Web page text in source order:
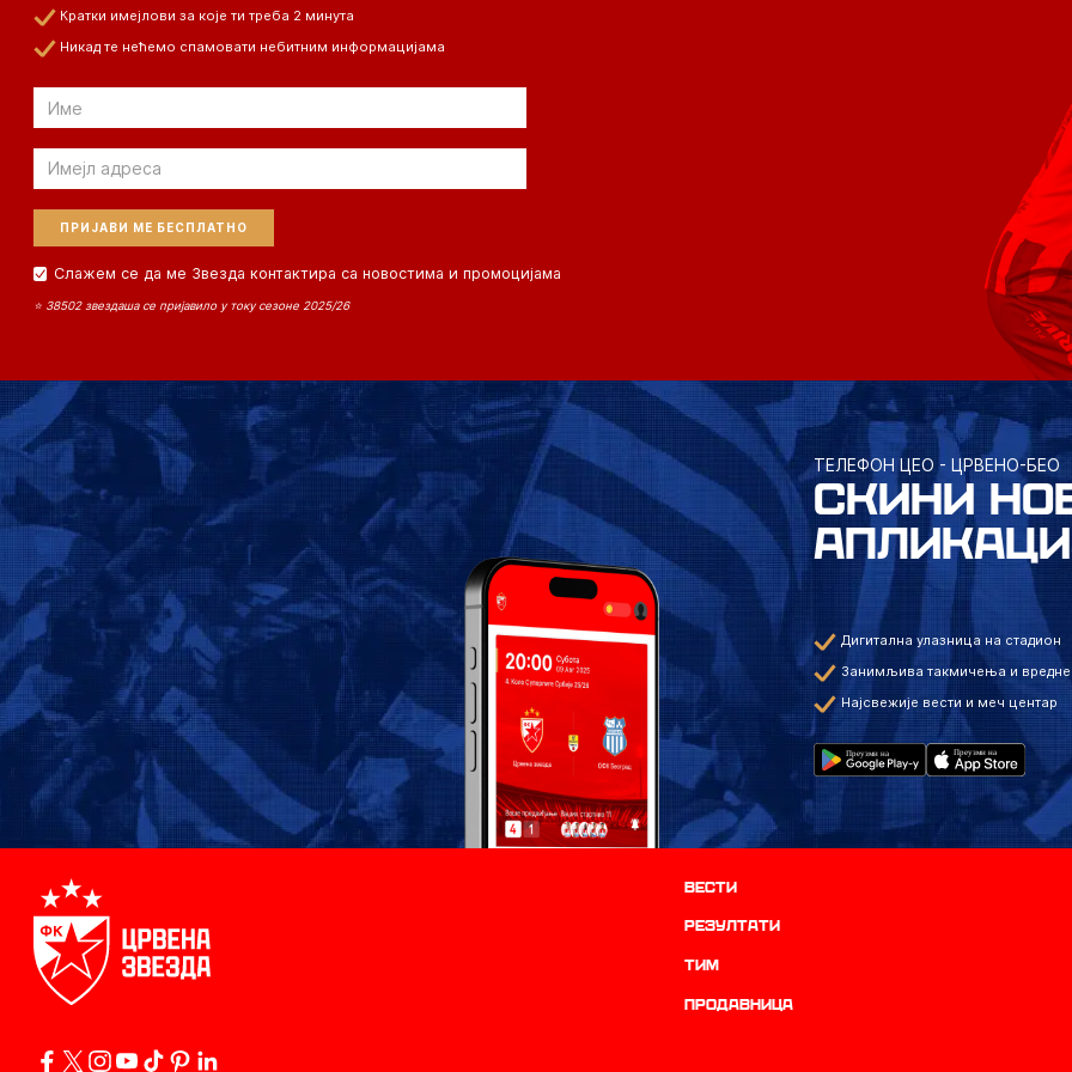
Кратки имејлови за које ти треба 2 минута
Никад те нећемо спамовати небитним информацијама
Email
Email
Слажем се да ме Звезда контактира са новостима и промоцијама
⭐ 38502 звездаша се пријавило у току сезоне 2025/26
ТЕЛЕФОН ЦЕО - ЦРВЕНО-БЕО
СКИНИ
Дигитална улазница на стадион
Занимљива такмичења и вредне
Најсвежије вести и меч центар
Вести
резултати
ТИМ
продавница